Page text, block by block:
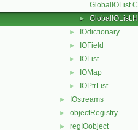
GlobalIOList.C
► GlobalIOList.H
► IOdictionary
► IOField
► IOList
► IOMap
► IOPtrList
► IOstreams
► objectRegistry
► regIOobject